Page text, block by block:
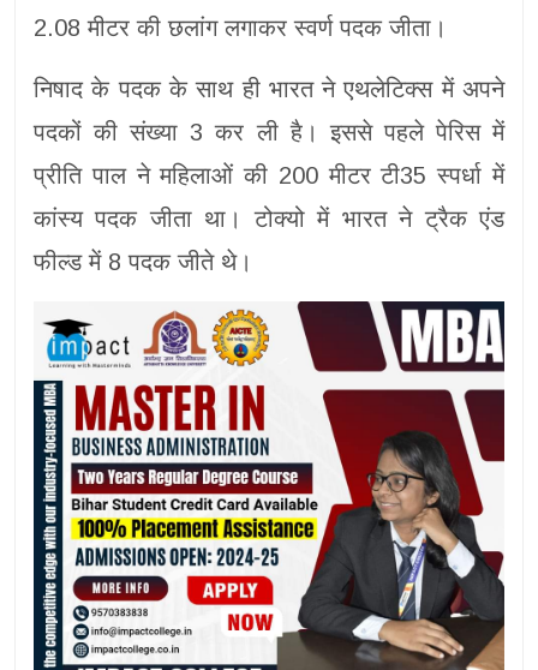
2.08 मीटर की छलांग लगाकर स्वर्ण पदक जीता।
निषाद के पदक के साथ ही भारत ने एथलेटिक्स में अपने
पदकों की संख्या 3 कर ली है। इससे पहले पेरिस में
प्रीति पाल ने महिलाओं की 200 मीटर टी35 स्पर्धा में
कांस्य पदक जीता था। टोक्यो में भारत ने ट्रैक एंड
फील्ड में 8 पदक जीते थे।